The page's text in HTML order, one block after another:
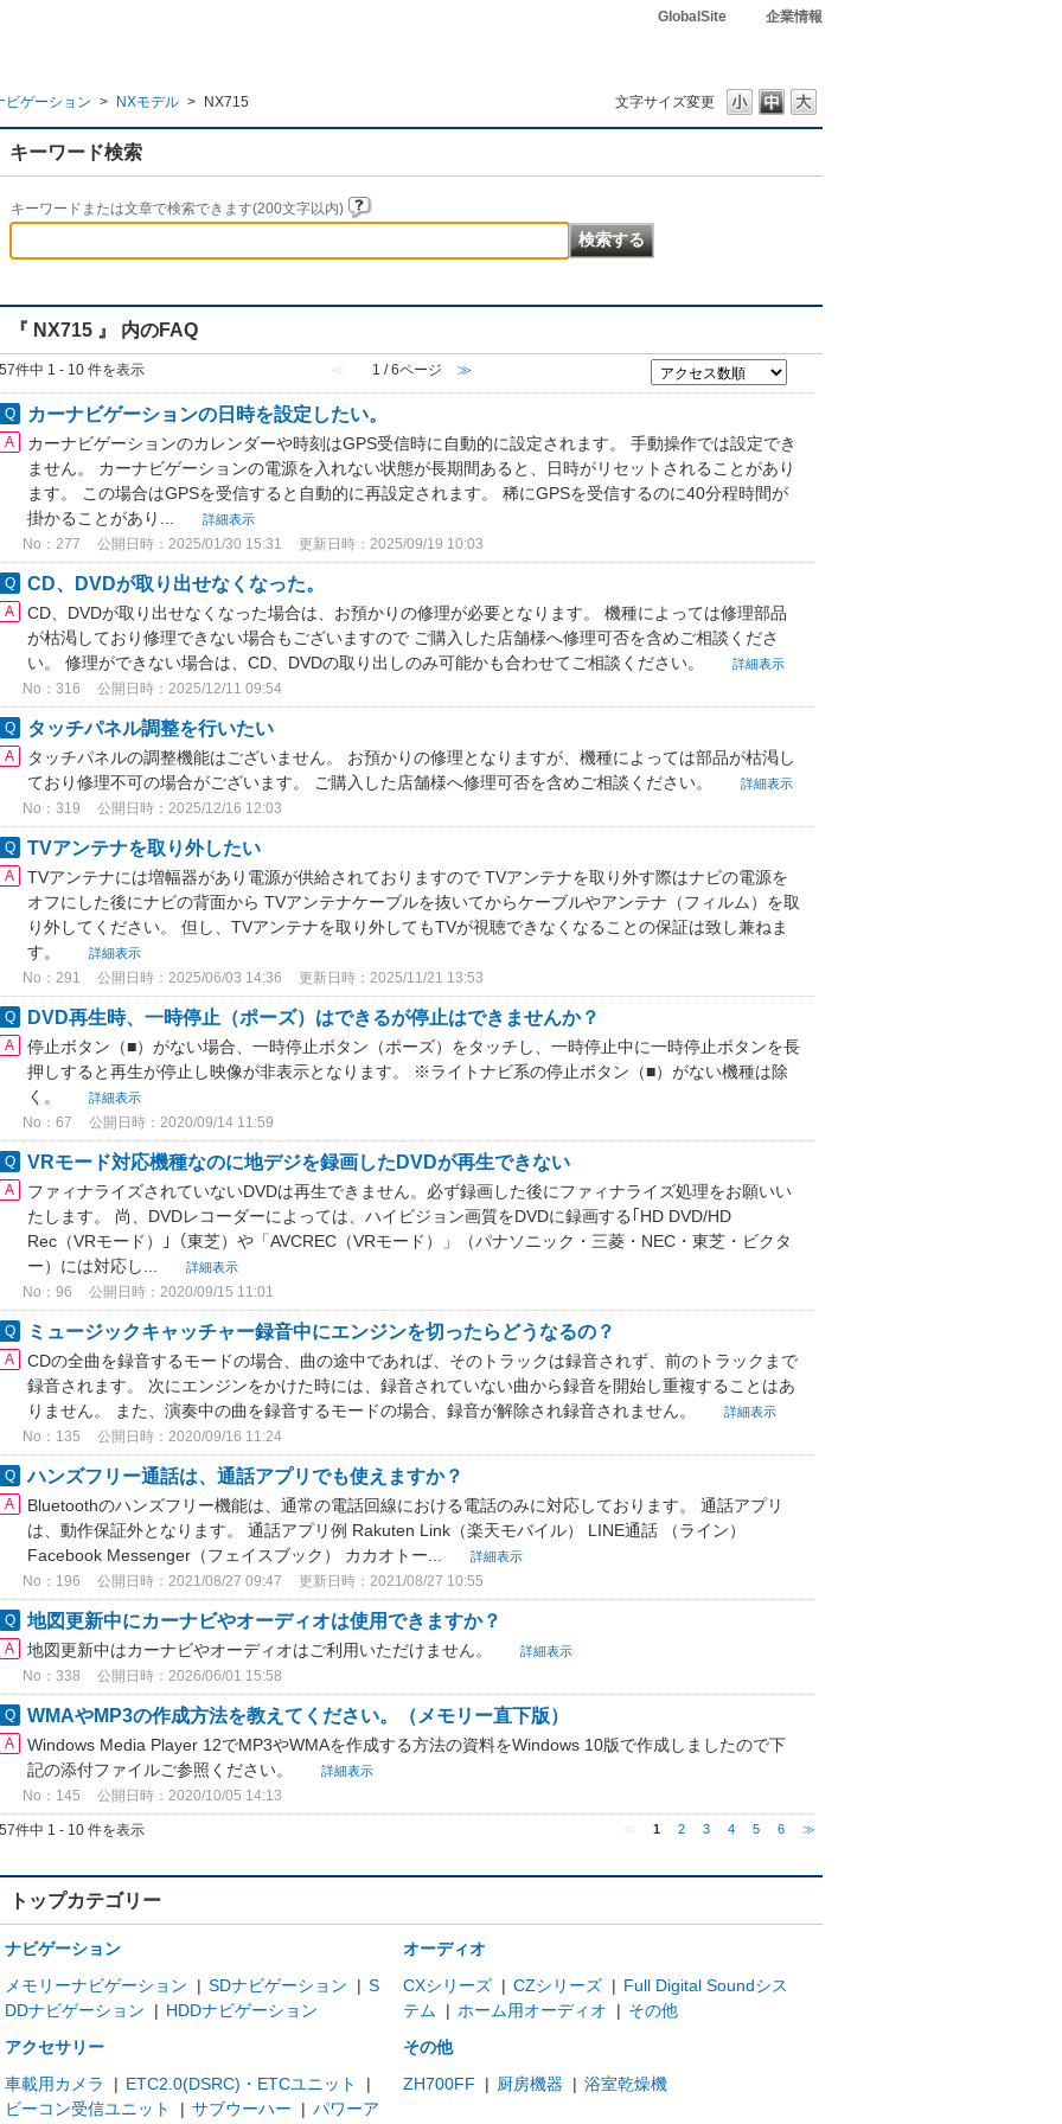
GlobalSite 企業情報
文字サイズ変更
ビゲーション > NXモデル > NX715
キーワード検索
キーワードまたは文章で検索できます(200文字以内)
『 NX715 』 内のFAQ
57件中 1 - 10 件を表示 ≪ 1 / 6ページ ≫
カーナビゲーションの日時を設定したい。
カーナビゲーションのカレンダーや時刻はGPS受信時に自動的に設定されます。 手動操作では設定でき
ません。 カーナビゲーションの電源を入れない状態が長期間あると、日時がリセットされることがあり
ます。 この場合はGPSを受信すると自動的に再設定されます。 稀にGPSを受信するのに40分程時間が
掛かることがあり...
詳細表示
No：277 公開日時：2025/01/30 15:31 更新日時：2025/09/19 10:03
CD、DVDが取り出せなくなった。
CD、DVDが取り出せなくなった場合は、お預かりの修理が必要となります。 機種によっては修理部品
が枯渇しており修理できない場合もございますので ご購入した店舗様へ修理可否を含めご相談くださ
い。 修理ができない場合は、CD、DVDの取り出しのみ可能かも合わせてご相談ください。
詳細表示
No：316 公開日時：2025/12/11 09:54
タッチパネル調整を行いたい
タッチパネルの調整機能はございません。 お預かりの修理となりますが、機種によっては部品が枯渇し
ており修理不可の場合がございます。 ご購入した店舗様へ修理可否を含めご相談ください。
詳細表示
No：319 公開日時：2025/12/16 12:03
TVアンテナを取り外したい
TVアンテナには増幅器があり電源が供給されておりますので TVアンテナを取り外す際はナビの電源を
オフにした後にナビの背面から TVアンテナケーブルを抜いてからケーブルやアンテナ（フィルム）を取
り外してください。 但し、TVアンテナを取り外してもTVが視聴できなくなることの保証は致し兼ねま
す。
詳細表示
No：291 公開日時：2025/06/03 14:36 更新日時：2025/11/21 13:53
DVD再生時、一時停止（ポーズ）はできるが停止はできませんか？
停止ボタン（■）がない場合、一時停止ボタン（ポーズ）をタッチし、一時停止中に一時停止ボタンを長
押しすると再生が停止し映像が非表示となります。 ※ライトナビ系の停止ボタン（■）がない機種は除
く。
詳細表示
No：67 公開日時：2020/09/14 11:59
VRモード対応機種なのに地デジを録画したDVDが再生できない
ファィナライズされていないDVDは再生できません。必ず録画した後にファィナライズ処理をお願いい
たします。 尚、DVDレコーダーによっては、ハイビジョン画質をDVDに録画する｢HD DVD/HD
Rec（VRモード）｣（東芝）や「AVCREC（VRモード）」（パナソニック・三菱・NEC・東芝・ビクタ
ー）には対応し...
詳細表示
No：96 公開日時：2020/09/15 11:01
ミュージックキャッチャー録音中にエンジンを切ったらどうなるの？
CDの全曲を録音するモードの場合、曲の途中であれば、そのトラックは録音されず、前のトラックまで
録音されます。 次にエンジンをかけた時には、録音されていない曲から録音を開始し重複することはあ
りません。 また、演奏中の曲を録音するモードの場合、録音が解除され録音されません。
詳細表示
No：135 公開日時：2020/09/16 11:24
ハンズフリー通話は、通話アプリでも使えますか？
Bluetoothのハンズフリー機能は、通常の電話回線における電話のみに対応しております。 通話アプリ
は、動作保証外となります。 通話アプリ例 Rakuten Link（楽天モバイル） LINE通話 （ライン）
Facebook Messenger（フェイスブック） カカオトー...
詳細表示
No：196 公開日時：2021/08/27 09:47 更新日時：2021/08/27 10:55
地図更新中にカーナビやオーディオは使用できますか？
地図更新中はカーナビやオーディオはご利用いただけません。 詳細表示
No：338 公開日時：2026/06/01 15:58
WMAやMP3の作成方法を教えてください。（メモリー直下版）
Windows Media Player 12でMP3やWMAを作成する方法の資料をWindows 10版で作成しましたので下
記の添付ファイルご参照ください。
詳細表示
No：145 公開日時：2020/10/05 14:13
57件中 1 - 10 件を表示 1 2 3 4 5 6 ≫
トップカテゴリー
ナビゲーション
メモリーナビゲーション
| SDナビゲーション | S
DDナビゲーション
| HDDナビゲーション
オーディオ
CXシリーズ | CZシリーズ | Full Digital Soundシス
テム
| ホーム用オーディオ | その他
アクセサリー
車載用カメラ
| ETC2.0(DSRC)・ETCユニット
|
ビーコン受信ユニット
| サブウーハー | パワーア
その他
ZH700FF
| 厨房機器 | 浴室乾燥機